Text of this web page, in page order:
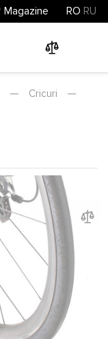
Magazine RO RU
— Cricuri
—